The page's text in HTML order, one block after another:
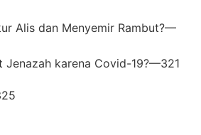
Alis dan Menyemir Rambut?—
Jenazah karena Covid-19?—321